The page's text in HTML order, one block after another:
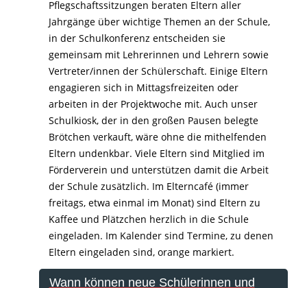
Pflegschaftssitzungen beraten Eltern aller
Jahrgänge über wichtige Themen an der Schule,
in der Schulkonferenz entscheiden sie
gemeinsam mit Lehrerinnen und Lehrern sowie
Vertreter/innen der Schülerschaft. Einige Eltern
engagieren sich in Mittagsfreizeiten oder
arbeiten in der Projektwoche mit. Auch unser
Schulkiosk, der in den großen Pausen belegte
Brötchen verkauft, wäre ohne die mithelfenden
Eltern undenkbar. Viele Eltern sind Mitglied im
Förderverein und unterstützen damit die Arbeit
der Schule zusätzlich. Im Elterncafé (immer
freitags, etwa einmal im Monat) sind Eltern zu
Kaffee und Plätzchen herzlich in die Schule
eingeladen. Im Kalender sind Termine, zu denen
Eltern eingeladen sind, orange markiert.
Wann können neue Schülerinnen und